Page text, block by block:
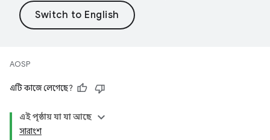
AOSP
এটি কাজে লেগেছে?
এই পৃষ্ঠায় যা যা আছে
সারাংশ